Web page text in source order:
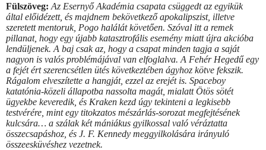
Fülszöveg: Az Esernyő Akadémia csapata csüggedt az egyikük
által előidézett, és majdnem bekövetkező apokalipszist, illetve
szeretett mentoruk, Pogo halálát követően. Szóval itt a remek
pillanat, hogy egy újabb katasztrofális esemény miatt újra akcióba
lendüljenek. A baj csak az, hogy a csapat minden tagja a saját
nagyon is valós problémájával van elfoglalva. A Fehér Hegedű egy
a fejét ért szerencsétlen ütés következtében ágyhoz kötve fekszik.
Rágalom elveszítette a hangját, ezzel az erejét is. Spaceboy
katatónia-közeli állapotba nassolta magát, mialatt Ötös sötét
ügyekbe keveredik, és Kraken kezd úgy tekinteni a legkisebb
testvérére, mint egy titokzatos mészárlás-sorozat megfejtésének
kulcsára… a szálak két mániákus gyilkossal való véráztatta
összecsapáshoz, és J. F. Kennedy meggyilkolására irányuló
összeesküvéshez vezetnek.